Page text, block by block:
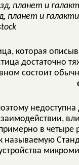
планет и
которая
достаточно
состоит
в четыре
называемую